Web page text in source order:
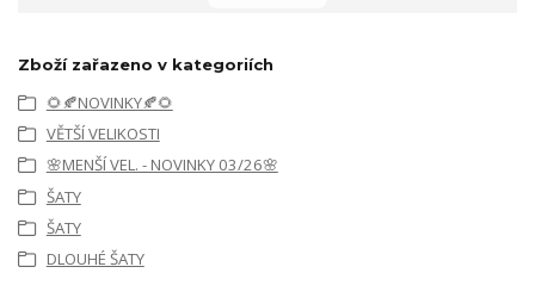
Zboží zařazeno v kategoriích
🌻🍂NOVINKY🍂🌻
VĚTŠÍ VELIKOSTI
🌸MENŠÍ VEL. - NOVINKY 03/26🌸
ŠATY
ŠATY
DLOUHÉ ŠATY